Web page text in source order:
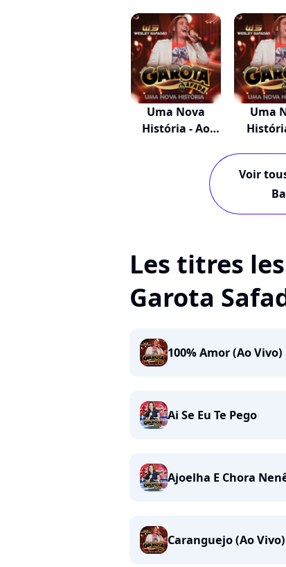
Uma Nova
História - Ao
Uma
Voir
Les titres
Garota
100% Amor (Ao Vivo)
Ai Se Eu Te Pego
Ajoelha E Chora
Caranguejo (Ao Vivo)